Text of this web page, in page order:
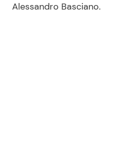
Alessandro Basciano.